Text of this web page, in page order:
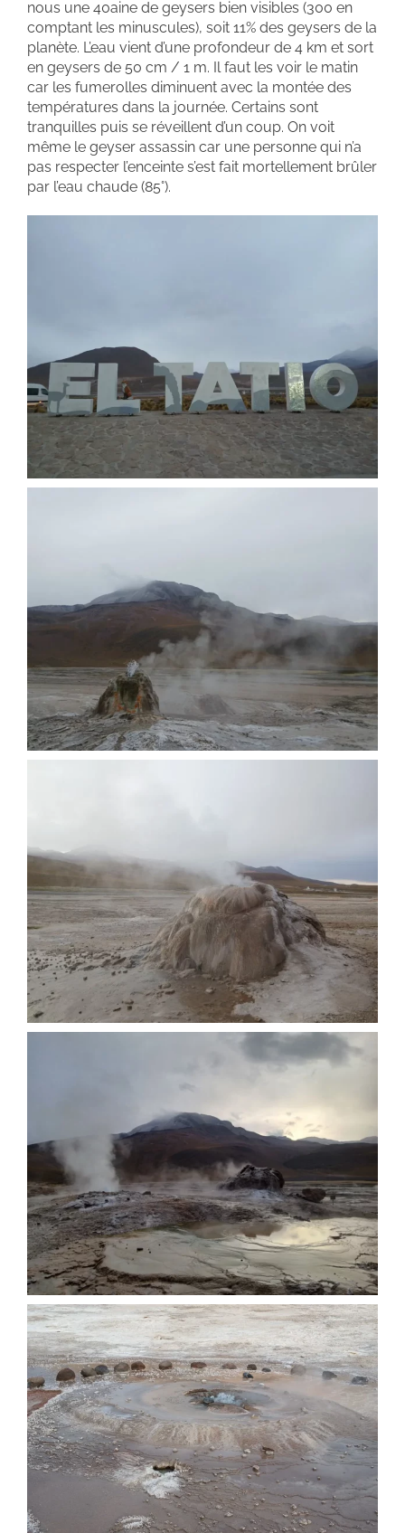
nous une 40aine de geysers bien visibles (300 en
comptant les minuscules), soit 11% des geysers de la
planète. L’eau vient d’une profondeur de 4 km et sort
en geysers de 50 cm / 1 m. Il faut les voir le matin
car les fumerolles diminuent avec la montée des
températures dans la journée. Certains sont
tranquilles puis se réveillent d’un coup. On voit
même le geyser assassin car une personne qui n’a
pas respecter l’enceinte s’est fait mortellement brûler
par l’eau chaude (85°).